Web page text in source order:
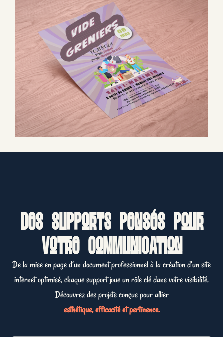
Des supports pensés pour
votre communication
De la mise en page d’un document professionnel à la création d’un site
internet optimisé, chaque support joue un rôle clé dans votre visibilité.
Découvrez des projets conçus pour allier
esthétique, efficacité et pertinence.